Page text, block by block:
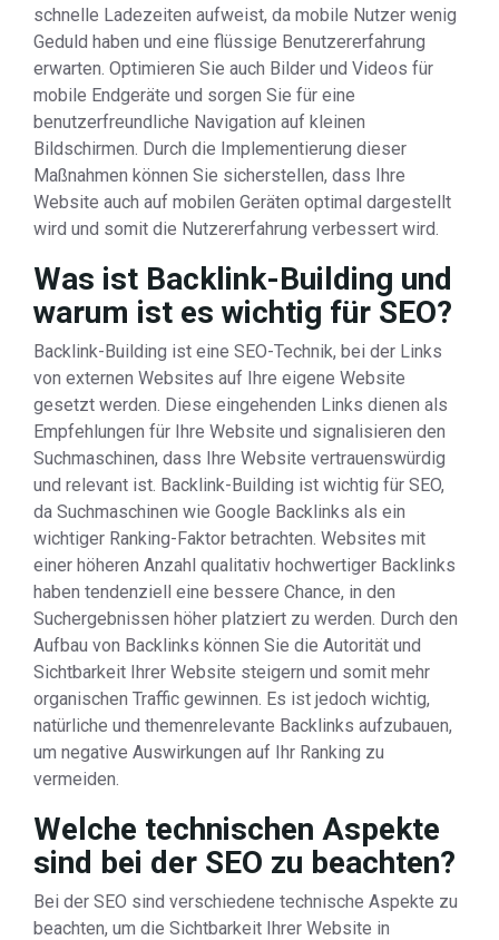
schnelle Ladezeiten aufweist, da mobile Nutzer wenig
Geduld haben und eine flüssige Benutzererfahrung
erwarten. Optimieren Sie auch Bilder und Videos für
mobile Endgeräte und sorgen Sie für eine
benutzerfreundliche Navigation auf kleinen
Bildschirmen. Durch die Implementierung dieser
Maßnahmen können Sie sicherstellen, dass Ihre
Website auch auf mobilen Geräten optimal dargestellt
wird und somit die Nutzererfahrung verbessert wird.
Was ist Backlink-Building und
warum ist es wichtig für SEO?
Backlink-Building ist eine SEO-Technik, bei der Links
von externen Websites auf Ihre eigene Website
gesetzt werden. Diese eingehenden Links dienen als
Empfehlungen für Ihre Website und signalisieren den
Suchmaschinen, dass Ihre Website vertrauenswürdig
und relevant ist. Backlink-Building ist wichtig für SEO,
da Suchmaschinen wie Google Backlinks als ein
wichtiger Ranking-Faktor betrachten. Websites mit
einer höheren Anzahl qualitativ hochwertiger Backlinks
haben tendenziell eine bessere Chance, in den
Suchergebnissen höher platziert zu werden. Durch den
Aufbau von Backlinks können Sie die Autorität und
Sichtbarkeit Ihrer Website steigern und somit mehr
organischen Traffic gewinnen. Es ist jedoch wichtig,
natürliche und themenrelevante Backlinks aufzubauen,
um negative Auswirkungen auf Ihr Ranking zu
vermeiden.
Welche technischen Aspekte
sind bei der SEO zu beachten?
Bei der SEO sind verschiedene technische Aspekte zu
beachten, um die Sichtbarkeit Ihrer Website in